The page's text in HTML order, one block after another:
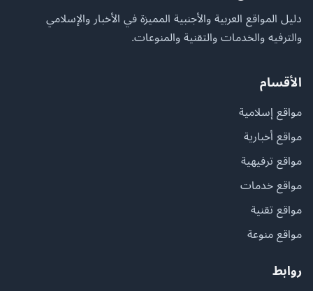
دليل المواقع العربية والأجنبية المميزة في الأخبار والإسلامي
والترفيه والخدمات والتقنية والمنوعات.
الأقسام
مواقع إسلامية
مواقع أخبارية
مواقع ترفيهية
مواقع خدمات
مواقع تقنية
مواقع منوعة
روابط